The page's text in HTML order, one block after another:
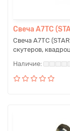
Свеча А7ТС
Свеча А7ТС
скутеров,